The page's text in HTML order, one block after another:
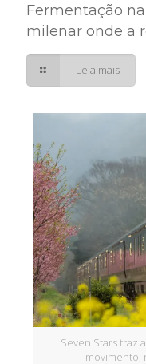
Fermentação
milenar onde a
Leia mais
Seven Stars traz
movimento,